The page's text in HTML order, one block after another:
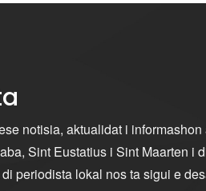
notisia, aktualidat i
Sint Eustatius i Sint Maarten i
periodista lokal nos ta sigui e